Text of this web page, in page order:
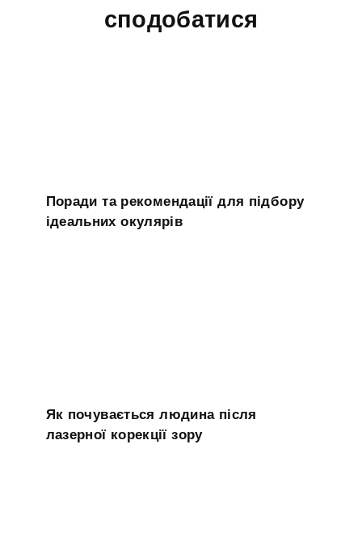
сподобатися
Поради та рекомендації для підбору
ідеальних окулярів
Як почувається людина після
лазерної корекції зору